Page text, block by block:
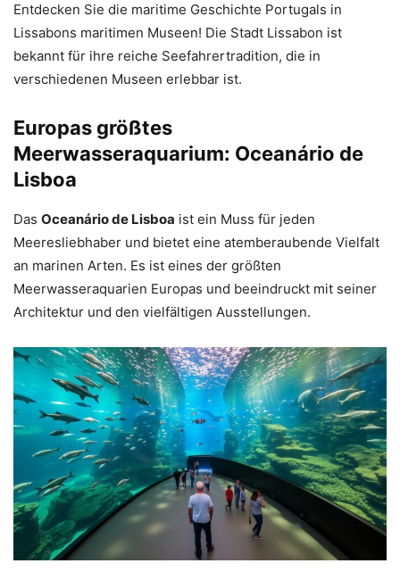
Entdecken Sie die maritime Geschichte Portugals in
Lissabons maritimen Museen! Die Stadt Lissabon ist
bekannt für ihre reiche Seefahrertradition, die in
verschiedenen Museen erlebbar ist.
Europas größtes
Meerwasseraquarium: Oceanário de
Lisboa
Das Oceanário de Lisboa ist ein Muss für jeden
Meeresliebhaber und bietet eine atemberaubende Vielfalt
an marinen Arten. Es ist eines der größten
Meerwasseraquarien Europas und beeindruckt mit seiner
Architektur und den vielfältigen Ausstellungen.